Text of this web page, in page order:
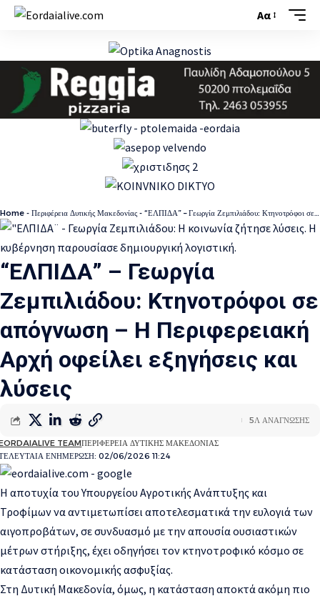
Font
Αα
Home - Περιφέρεια Δυτικής Μακεδονίας - “ΕΛΠΙΔΑ” – Γεωργία Ζεμπιλιάδου: Κτηνοτρόφοι σε απόγνωση – Η Περιφερειακή Αρχή οφείλει εξηγήσεις και λύσεις
“ΕΛΠΙΔΑ” – Γεωργία
Ζεμπιλιάδου: Κτηνοτρόφοι σε
απόγνωση – Η Περιφερειακή
Αρχή οφείλει εξηγήσεις και
λύσεις
ΕΝΗΜΕΡΩΣΗ: 02/06/2026 11:24
TEAMΠΕΡΙΦΕΡΕΙΑ ΔΥΤΙΚΗΣ ΜΑΚΕΔΟΝΙΑΣ
5Λ ΑΝΑΓΝΩΣΗΣ
Η αποτυχία του Υπουργείου Αγροτικής Ανάπτυξης και
Τροφίμων να αντιμετωπίσει αποτελεσματικά την ευλογιά των
αιγοπροβάτων, σε συνδυασμό με την απουσία ουσιαστικών
μέτρων στήριξης, έχει οδηγήσει τον κτηνοτροφικό κόσμο σε
κατάσταση οικονομικής ασφυξίας.
Στη Δυτική Μακεδονία, όμως, η κατάσταση αποκτά ακόμη πιο